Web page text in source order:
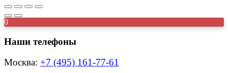
0
Наши телефоны
Москва: +7 (495) 161-77-61